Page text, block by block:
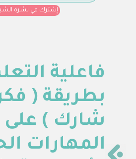
إشترك في نشرة
فاعلية
بطريقة (
شارك ) على
المهارات